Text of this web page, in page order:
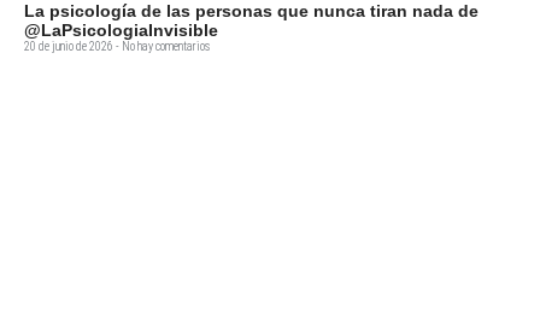
La psicología de las personas que nunca tiran nada de
@LaPsicologiaInvisible
20 de junio de 2026 No hay comentarios